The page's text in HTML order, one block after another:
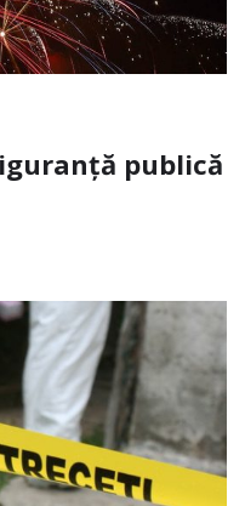
publică